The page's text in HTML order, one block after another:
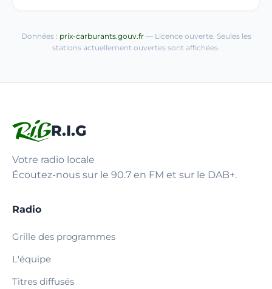
Données : prix-carburants.gouv.fr— Licence ouverte. Seules les
stations actuellement ouvertes sont affichées.
R.I.G
Votre radio locale
Écoutez-nous sur le 90.7 en FM et sur le DAB+.
Radio
Grille des programmes
L'équipe
Titres diffusés